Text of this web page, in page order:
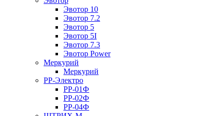
Эвотор 10
Эвотор 7.2
Эвотор 5
Эвотор 5I
Эвотор 7.3
Эвотор Power
Меркурий
Меркурий
РР-Электро
РР-01Ф
РР-02Ф
РР-04Ф